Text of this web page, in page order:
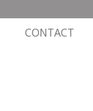
CONTACT